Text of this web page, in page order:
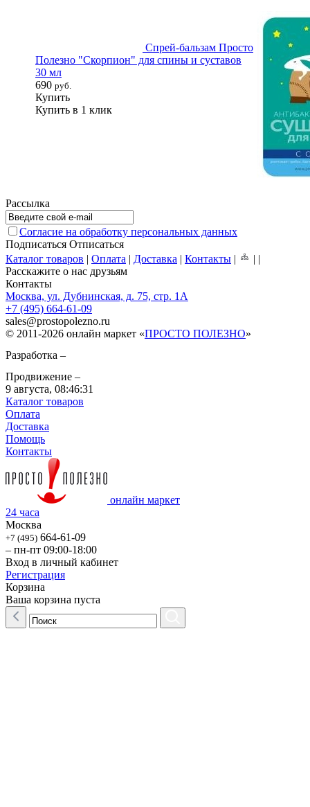
Спрей-бальзам Просто
Полезно "Скорпион" для спины и суставов
30 мл
690 руб.
Купить
Купить в 1 клик
Рассылка
Согласие на обработку персональных данных
Подписаться Отписаться
Каталог товаров | Оплата | Доставка | Контакты | | |
Расскажите о нас друзьям
Контакты
Москва, ул. Дубнинская, д. 75, стр. 1А
+7 (495) 664-61-09
sales@prostopolezno.ru
© 2011-2026 онлайн маркет «ПРОСТО ПОЛЕЗНО»
Разработка –
Продвижение –
9 августа, 08:46:31
Каталог товаров
Оплата
Доставка
Помощь
Контакты
онлайн маркет
24 часа
Москва
+7 (495) 664-61-09
– пн-пт 09:00-18:00
Вход в личный кабинет
Регистрация
Корзина
Ваша корзина пуста